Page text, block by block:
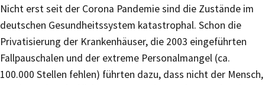
Nicht erst seit der Corona Pandemie sind die Zustände im
deutschen Gesundheitssystem katastrophal. Schon die
Privatisierung der Krankenhäuser, die 2003 eingeführten
Fallpauschalen und der extreme Personalmangel (ca.
100.000 Stellen fehlen) führten dazu, dass nicht der Mensch,